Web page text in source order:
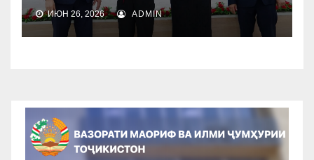
ИЮН 26, 2026 ADMIN